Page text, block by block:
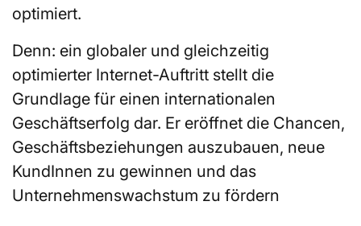
optimiert.
Denn: ein globaler und gleichzeitig
optimierter Internet-Auftritt stellt die
Grundlage für einen internationalen
Geschäftserfolg dar. Er eröffnet die Chancen,
Geschäftsbeziehungen auszubauen, neue
KundInnen zu gewinnen und das
Unternehmenswachstum zu fördern